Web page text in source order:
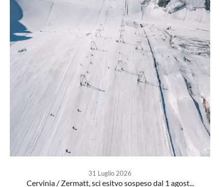
31 Luglio 2026
Cervinia / Zermatt, sci esitvo sospeso dal 1 agost...